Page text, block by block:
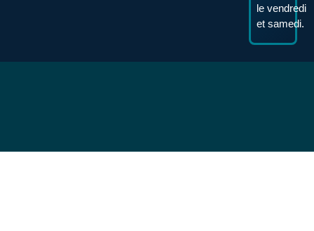
le vendredi
et samedi.